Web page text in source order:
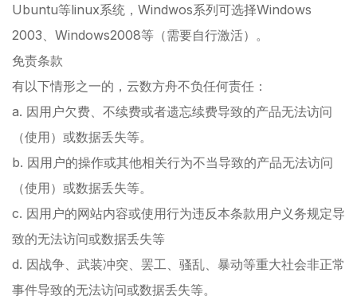
Ubuntu等linux系统，Windwos系列可选择Windows
2003、Windows2008等（需要自行激活）。
免责条款
有以下情形之一的，云数方舟不负任何责任：
a. 因用户欠费、不续费或者遗忘续费导致的产品无法访问
（使用）或数据丢失等。
b. 因用户的操作或其他相关行为不当导致的产品无法访问
（使用）或数据丢失等。
c. 因用户的网站内容或使用行为违反本条款用户义务规定导
致的无法访问或数据丢失等
d. 因战争、武装冲突、罢工、骚乱、暴动等重大社会非正常
事件导致的无法访问或数据丢失等。